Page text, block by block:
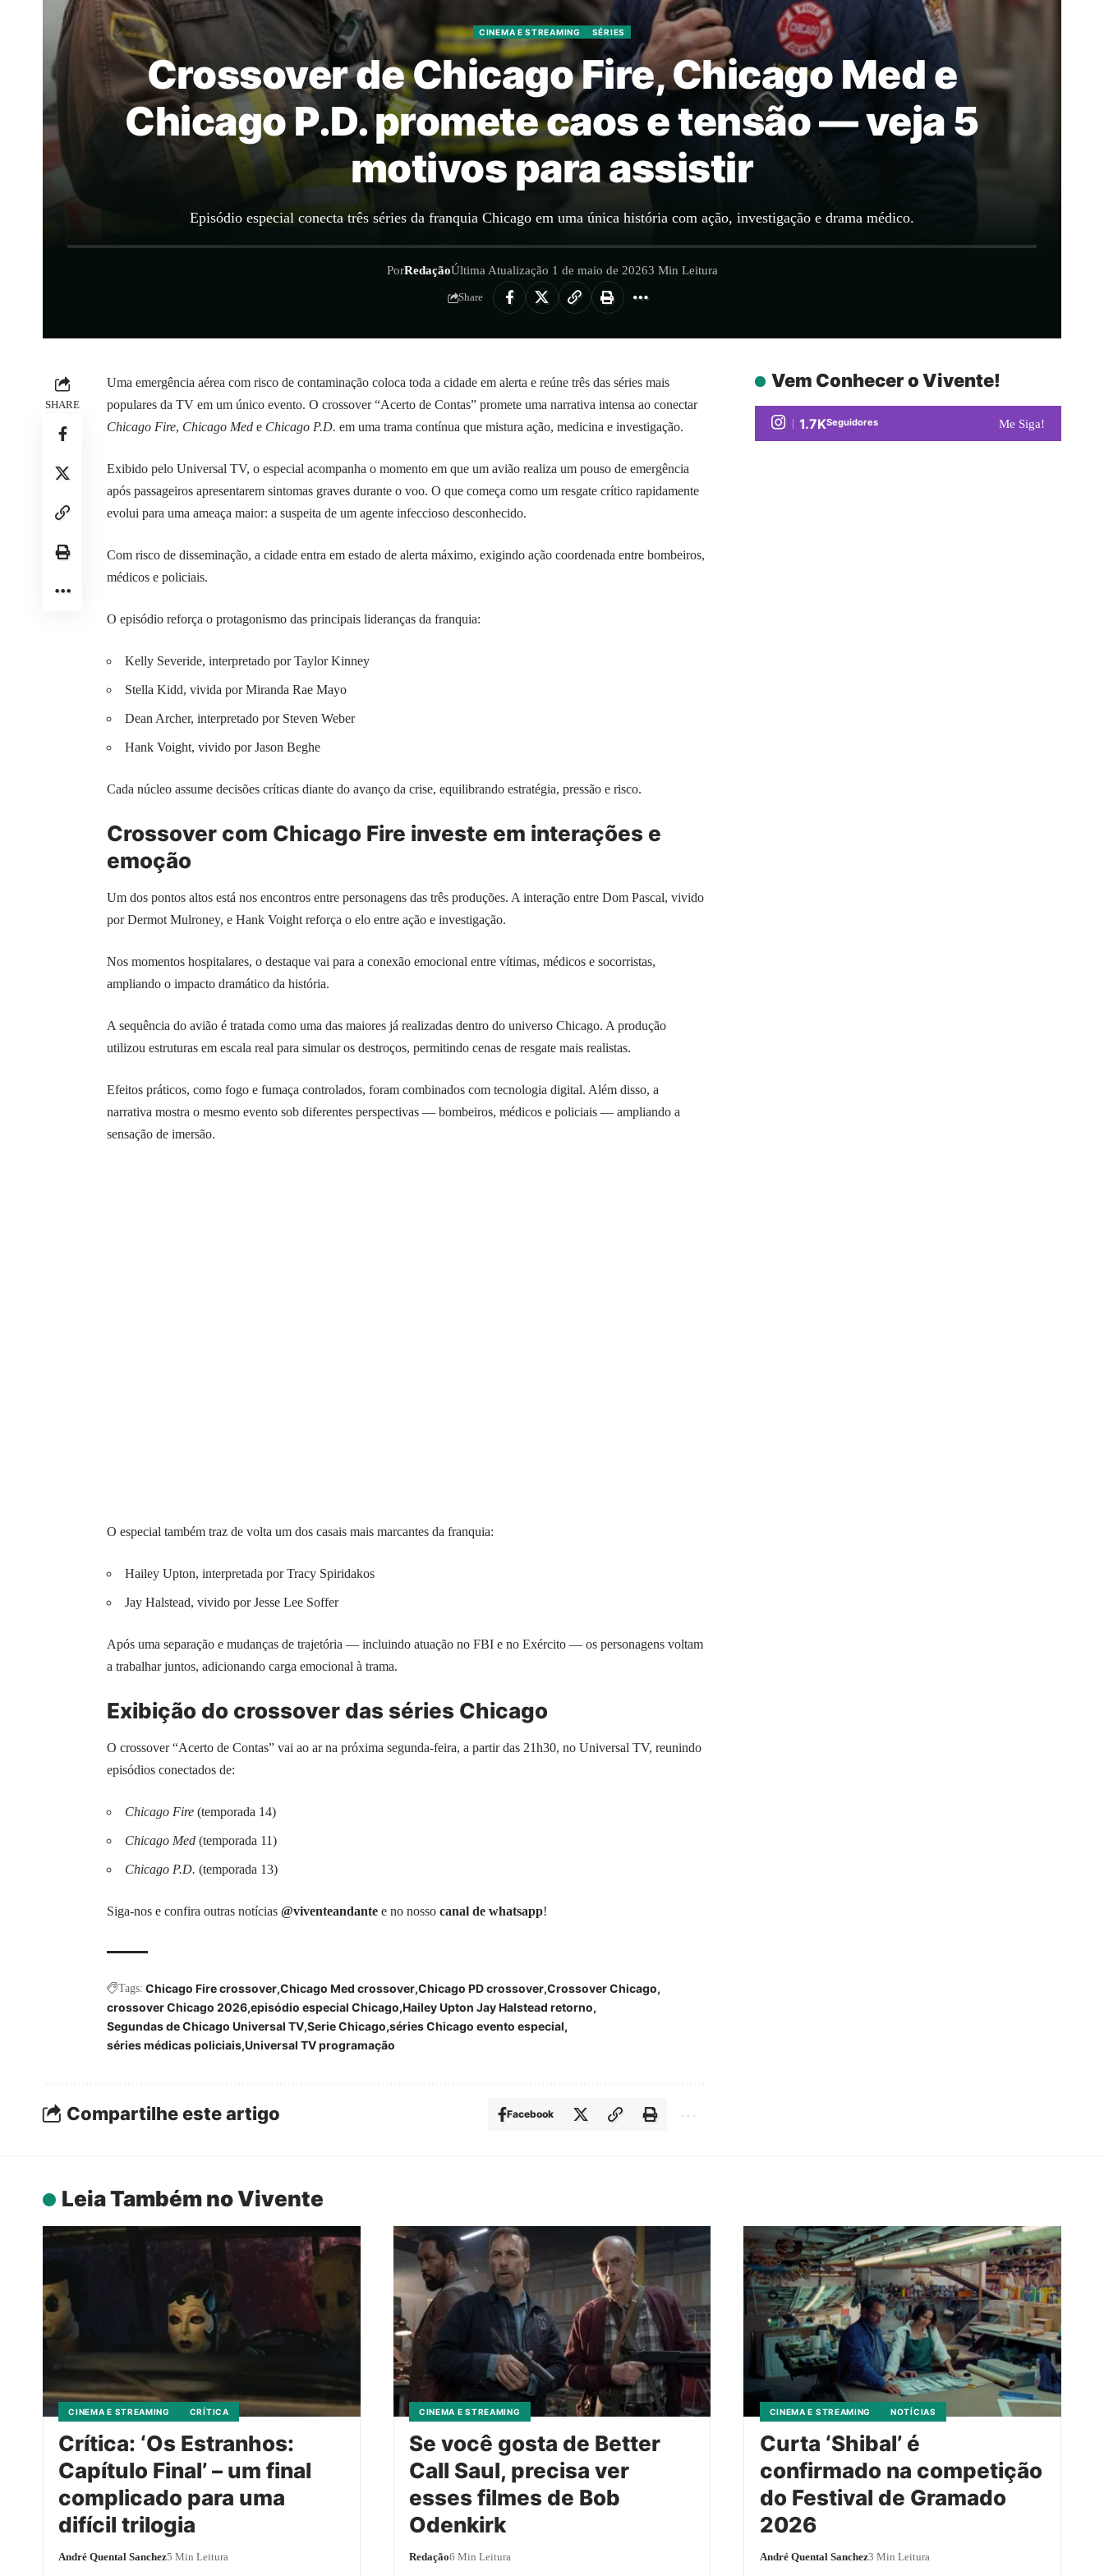
CINEMA E STREAMING SÉRIES
Crossover de Chicago Fire, Chicago Med e
Chicago P.D. promete caos e tensão — veja 5
motivos para assistir
Episódio especial conecta três séries da franquia Chicago em uma única história com ação, investigação e drama médico.
PorRedaçãoÚltima Atualização 1 de maio de 20263 Min Leitura
Share
SHARE
Uma emergência aérea com risco de contaminação coloca toda a cidade em alerta e reúne três das séries mais
populares da TV em um único evento. O crossover “Acerto de Contas” promete uma narrativa intensa ao conectar
Chicago Fire, Chicago Med e Chicago P.D. em uma trama contínua que mistura ação, medicina e investigação.
Exibido pelo Universal TV, o especial acompanha o momento em que um avião realiza um pouso de emergência
após passageiros apresentarem sintomas graves durante o voo. O que começa como um resgate crítico rapidamente
evolui para uma ameaça maior: a suspeita de um agente infeccioso desconhecido.
Com risco de disseminação, a cidade entra em estado de alerta máximo, exigindo ação coordenada entre bombeiros,
médicos e policiais.
O episódio reforça o protagonismo das principais lideranças da franquia:
Kelly Severide, interpretado por Taylor Kinney
Stella Kidd, vivida por Miranda Rae Mayo
Dean Archer, interpretado por Steven Weber
Hank Voight, vivido por Jason Beghe
Cada núcleo assume decisões críticas diante do avanço da crise, equilibrando estratégia, pressão e risco.
Crossover com Chicago Fire investe em interações e
emoção
Um dos pontos altos está nos encontros entre personagens das três produções. A interação entre Dom Pascal, vivido
por Dermot Mulroney, e Hank Voight reforça o elo entre ação e investigação.
Nos momentos hospitalares, o destaque vai para a conexão emocional entre vítimas, médicos e socorristas,
ampliando o impacto dramático da história.
A sequência do avião é tratada como uma das maiores já realizadas dentro do universo Chicago. A produção
utilizou estruturas em escala real para simular os destroços, permitindo cenas de resgate mais realistas.
Efeitos práticos, como fogo e fumaça controlados, foram combinados com tecnologia digital. Além disso, a
narrativa mostra o mesmo evento sob diferentes perspectivas — bombeiros, médicos e policiais — ampliando a
sensação de imersão.
O especial também traz de volta um dos casais mais marcantes da franquia:
Hailey Upton, interpretada por Tracy Spiridakos
Jay Halstead, vivido por Jesse Lee Soffer
Após uma separação e mudanças de trajetória — incluindo atuação no FBI e no Exército — os personagens voltam
a trabalhar juntos, adicionando carga emocional à trama.
Exibição do crossover das séries Chicago
O crossover “Acerto de Contas” vai ao ar na próxima segunda-feira, a partir das 21h30, no Universal TV, reunindo
episódios conectados de:
Chicago Fire (temporada 14)
Chicago Med (temporada 11)
Chicago P.D. (temporada 13)
Siga-nos e confira outras notícias @viventeandante e no nosso canal de whatsapp!
Tags: Chicago Fire crossover Chicago Med crossover Chicago PD crossover Crossover Chicago
crossover Chicago 2026 episódio especial Chicago Hailey Upton Jay Halstead retorno
Segundas de Chicago Universal TV Serie Chicago séries Chicago evento especial
séries médicas policiais Universal TV programação
Compartilhe este artigo Facebook
Vem Conhecer o Vivente!
1.7KSeguidores Me Siga!
Leia Também no Vivente
CINEMA E STREAMING CRÍTICA
Crítica: ‘Os Estranhos:
Capítulo Final’ – um final
complicado para uma
difícil trilogia
André Quental Sanchez5 Min Leitura
CINEMA E STREAMING
Se você gosta de Better
Call Saul, precisa ver
esses filmes de Bob
Odenkirk
Redação6 Min Leitura
CINEMA E STREAMING NOTÍCIAS
Curta ‘Shibal’ é
confirmado na competição
do Festival de Gramado
2026
André Quental Sanchez3 Min Leitura